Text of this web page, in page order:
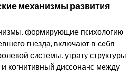
механизмы развития
формирующие психологию
гнезда, включают в себя
системы, утрату структуры
когнитивный диссонанс между